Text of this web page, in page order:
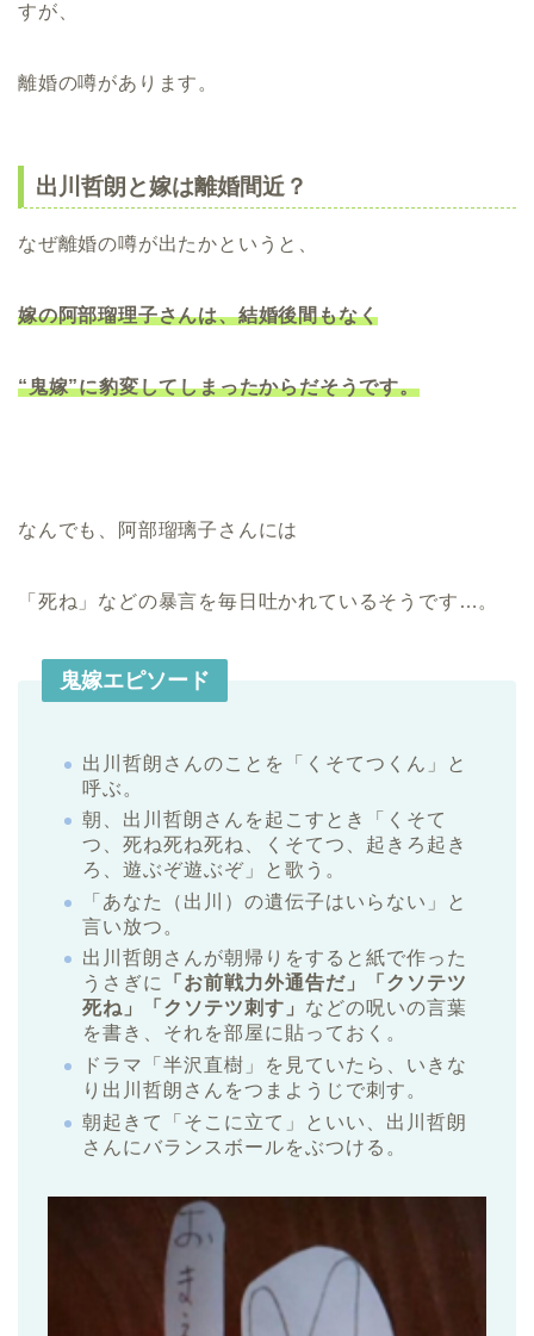
すが、
離婚の噂があります。
出川哲朗と嫁は離婚間近？
なぜ離婚の噂が出たかというと、
嫁の阿部瑠理子さんは、結婚後間もなく
“鬼嫁”に豹変してしまったからだそうです。
なんでも、阿部瑠璃子さんには
「死ね」などの暴言を毎日吐かれているそうです…。
鬼嫁エピソード
出川哲朗さんのことを「くそてつくん」と
呼ぶ。
朝、出川哲朗さんを起こすとき「くそて
つ、死ね死ね死ね、くそてつ、起きろ起き
ろ、遊ぶぞ遊ぶぞ」と歌う。
「あなた（出川）の遺伝子はいらない」と
言い放つ。
出川哲朗さんが朝帰りをすると紙で作った
うさぎに
「お前戦力外通告だ」「クソテツ
死ね」
「クソテツ刺す」 などの呪いの言葉
を書き、それを部屋に貼っておく。
ドラマ「半沢直樹」を見ていたら、いきな
り出川哲朗さんをつまようじで刺す。
朝起きて「そこに立て」といい、出川哲朗
さんにバランスボールをぶつける。